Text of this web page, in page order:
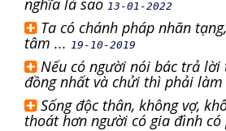
nghĩa là sao 13-01-2022
Ta có chánh pháp nhãn
tâm ... 19-10-2019
Nếu có người nói bác trả lời
đồng nhất và chửi thì phải làm
Sống độc thân, không vợ,
thoát hơn người có gia đình